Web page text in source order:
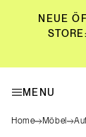
NEUE
MENU
Home Möbel